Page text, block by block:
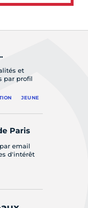
et
par profil
JEUNE
Paris
email
d'intérêt